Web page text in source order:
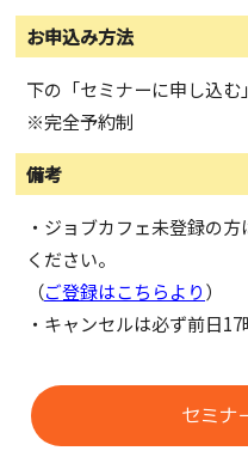
お申込み方法
下の「セミナーに申し込む
※完全予約制
備考
・ジョブカフェ未登録の
ください。
（ご登録はこちらより）
・キャンセルは必ず前日
セミナ